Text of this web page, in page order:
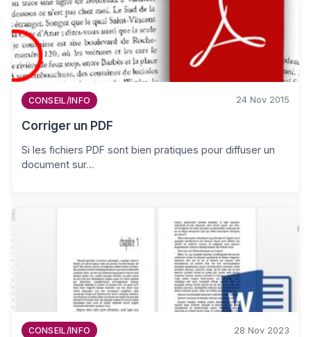
CONSEIL/INFO 24 Nov 2015
Corriger un PDF
Si les fichiers PDF sont bien pratiques pour diffuser un
document sur…
CONSEIL/INFO 28 Nov 2023